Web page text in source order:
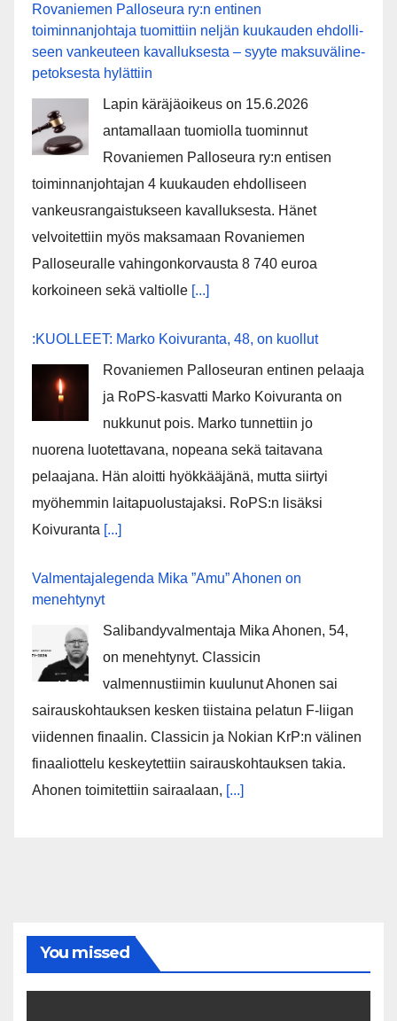
Rovaniemen Palloseura ry:n entinen
toiminnanjohtaja tuo­mit­tiin neljän kuu­kau­den eh­dol­li­
seen van­keu­teen ka­val­luk­ses­ta – syyte mak­su­vä­li­ne­
pe­tok­ses­ta hy­lät­tiin
Lapin käräjäoikeus on 15.6.2026
antamallaan tuomiolla tuominnut
Rovaniemen Palloseura ry:n entisen
toiminnanjohtajan 4 kuukauden ehdolliseen
vankeusrangaistukseen kavalluksesta. Hänet
velvoitettiin myös maksamaan Rovaniemen
Palloseuralle vahingonkorvausta 8 740 euroa
korkoineen sekä valtiolle [...]
:KUOLLEET: Marko Koivuranta, 48, on kuollut
Rovaniemen Palloseuran entinen pelaaja
ja RoPS-kasvatti Marko Koivuranta on
nukkunut pois. Marko tunnettiin jo
nuorena luotettavana, nopeana sekä taitavana
pelaajana. Hän aloitti hyökkääjänä, mutta siirtyi
myöhemmin laitapuolustajaksi. RoPS:n lisäksi
Koivuranta [...]
Valmentajalegenda Mika ”Amu” Ahonen on
menehtynyt
Salibandyvalmentaja Mika Ahonen, 54,
on menehtynyt. Classicin
valmennustiimin kuulunut Ahonen sai
sairauskohtauksen kesken tiistaina pelatun F-liigan
viidennen finaalin. Classicin ja Nokian KrP:n välinen
finaaliottelu keskeytettiin sairauskohtauksen takia.
Ahonen toimitettiin sairaalaan, [...]
You missed